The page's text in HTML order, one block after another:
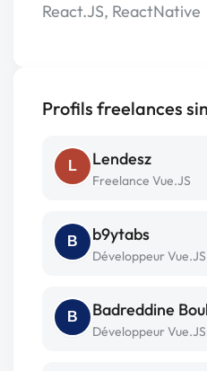
React.JS, ReactNative
Profils freelances
L Lendesz
Freelance Vue.JS
B b9ytabs
Développeur Vue.JS
B Badreddine
Développeur